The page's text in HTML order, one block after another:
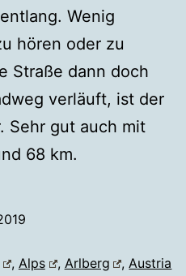
Wenig
hören oder zu
Straße dann doch
verläuft, ist der
Sehr gut auch mit
68 km.
, Alps , Arlberg ,Austria